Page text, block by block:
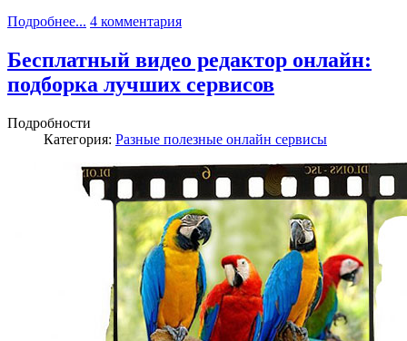
Подробнее... 4 комментария
Бесплатный видео редактор онлайн:
подборка лучших сервисов
Подробности
Категория: Разные полезные онлайн сервисы